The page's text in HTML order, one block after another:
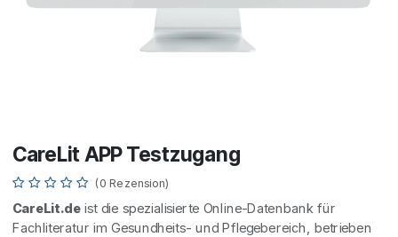
CareLit APP Testzugang
(0 Rezension)
CareLit.deist die spezialisierte Online-Datenbank für
Fachliteratur im Gesundheits- und Pflegebereich, betrieben